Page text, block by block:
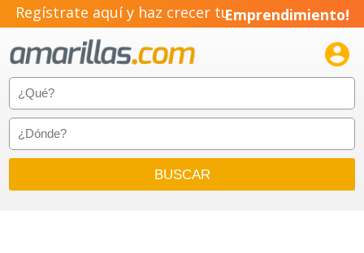
Regístrate aquí y haz crecer tuEmprendimiento!
